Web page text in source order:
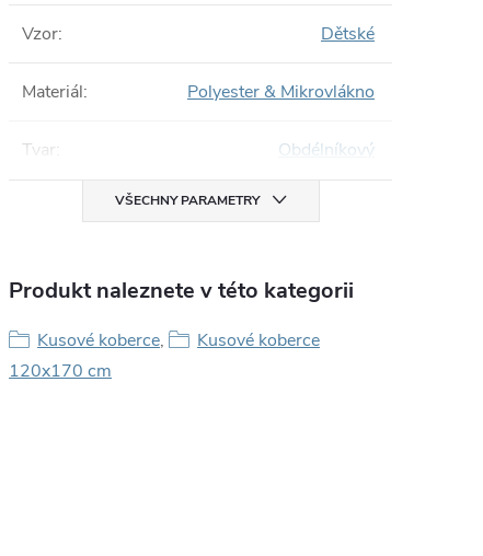
Vzor: Dětské
Materiál: Polyester & Mikrovlákno
Tvar: Obdélníkový
VŠECHNY PARAMETRY
Produkt naleznete v této kategorii
Kusové koberce,
Kusové koberce
120x170 cm